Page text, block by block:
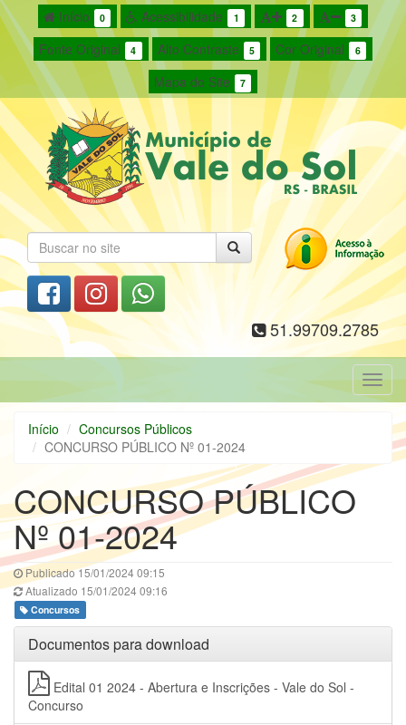
Início 0 Acessibilidade 1 2 3
Fonte Original 4 Alto Contraste 5 Cor Original 6
Mapa do Site 7
51.99709.2785
Início
Concursos Públicos
CONCURSO PÚBLICO Nº 01-2024
CONCURSO PÚBLICO
Nº 01-2024
Publicado 15/01/2024 09:15
Atualizado 15/01/2024 09:16
Concursos
Documentos para download
Edital 01 2024 - Abertura e Inscrições - Vale do Sol -
Concurso